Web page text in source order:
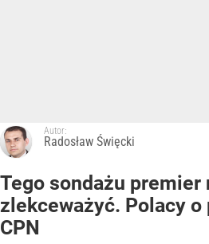
Autor:
Radosław Święcki
Tego sondażu premier
zlekceważyć. Polacy
CPN